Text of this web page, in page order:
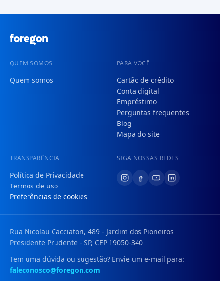
QUEM SOMOS
Quem somos
PARA VOCÊ
Cartão de crédito
Conta digital
Empréstimo
Perguntas frequentes
Blog
Mapa do site
TRANSPARÊNCIA
Política de Privacidade
Termos de uso
Preferências de cookies
SIGA NOSSAS REDES
Rua Nicolau Cacciatori, 489 - Jardim dos Pioneiros
Presidente Prudente - SP, CEP 19050-340
Tem uma dúvida ou sugestão? Envie um e-mail para:
faleconosco@foregon.com